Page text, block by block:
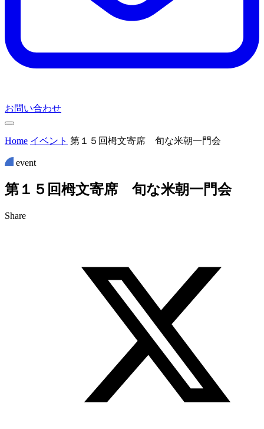
お問い合わせ
Home イベント 第１５回栂文寄席 旬な米朝一門会
event
第 １ ５ 回栂文寄席 旬な米朝一門会
Share